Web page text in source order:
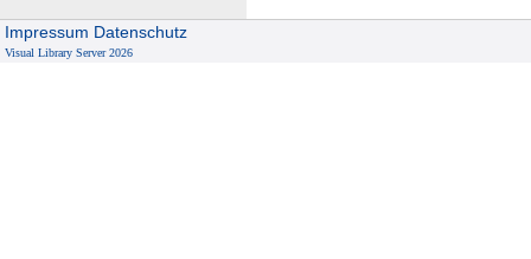
Impressum Datenschutz
Visual Library Server 2026